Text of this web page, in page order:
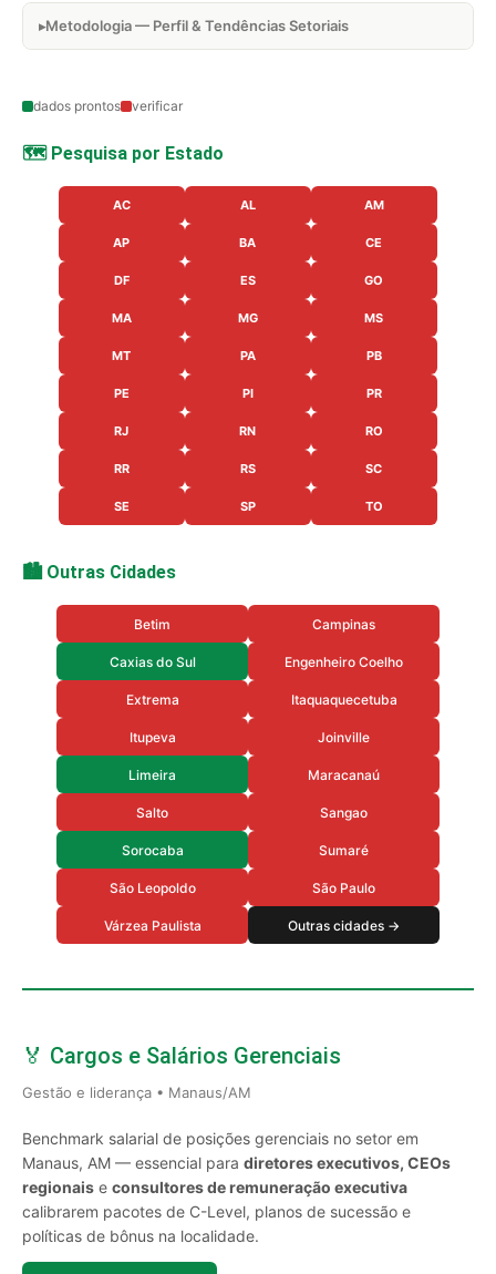
Metodologia — Perfil & Tendências Setoriais
dados prontos verificar
🗺️ Pesquisa por Estado
AC AL AM
AP BA CE
DF ES GO
MA MG MS
MT PA PB
PE PI PR
RJ RN RO
RR RS SC
SE SP TO
🏙️ Outras Cidades
Betim Campinas
Caxias do Sul Engenheiro Coelho
Extrema Itaquaquecetuba
Itupeva Joinville
Limeira Maracanaú
Salto Sangao
Sorocaba Sumaré
São Leopoldo São Paulo
Várzea Paulista Outras cidades →
🏅 Cargos e Salários Gerenciais
Gestão e liderança • Manaus/AM
Benchmark salarial de posições gerenciais no setor em
Manaus, AM — essencial para diretores executivos, CEOs
regionais e consultores de remuneração executiva
calibrarem pacotes de C-Level, planos de sucessão e
políticas de bônus na localidade.